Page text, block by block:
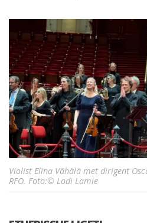
Violist Elina Vähälä met dirigent
RFO. Foto:© Lodi Lamie